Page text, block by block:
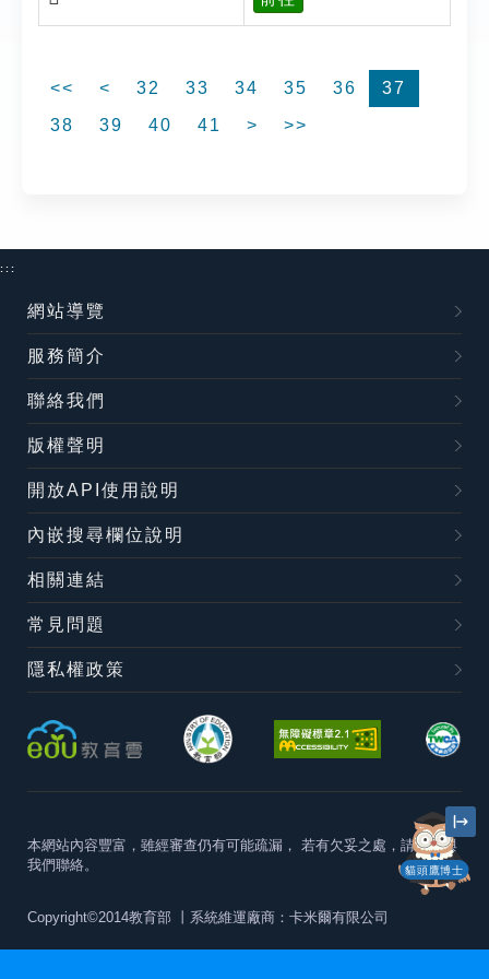
<< < 32 33 34 35 36
37
38
39 40 41 > >>
貓頭鷹博士
:::
網站導覽
服務簡介
聯絡我們
版權聲明
開放API使用說明
內嵌搜尋欄位說明
相關連結
常見問題
隱私權政策
本網站內容豐富，雖經審查仍有可能疏漏， 若有欠妥之處，請隨時與
我們聯絡。
Copyright©2014教育部 丨系統維運廠商：卡米爾有限公司